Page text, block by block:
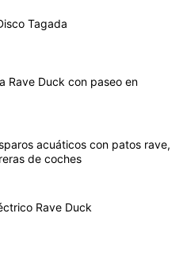
Tagada
Rave Duck con paseo en
acuáticos con patos rave,
de coches
Rave Duck